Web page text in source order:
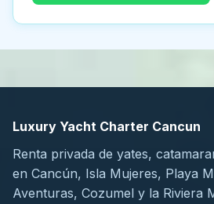
Luxury Yacht Charter Cancun
Renta privada de yates,
en Cancún, Isla Mujeres, Playa
Aventuras, Cozumel y la Riviera